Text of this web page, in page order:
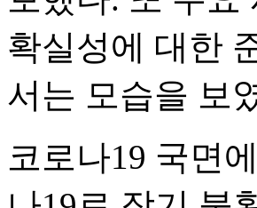
확실성에 대한
서는 모습을 보
코로나19 국면